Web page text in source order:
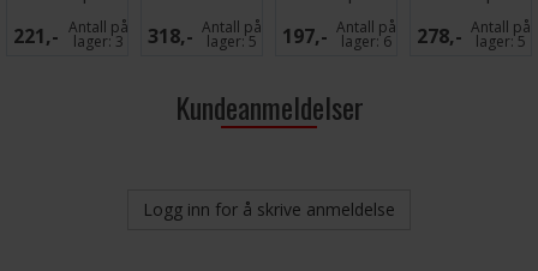
221,- Antall på
lager:3
Brettspill -
Norsk
318,- Antall på
lager:5
(Norsk)
197,- Antall på
lager:6 278,- Antall på
lager:5
Kundeanmeldelser
Logg inn for å skrive anmeldelse